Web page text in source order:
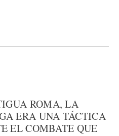
ROMA, LA
ERA UNA TÁCTICA
EL COMBATE QUE